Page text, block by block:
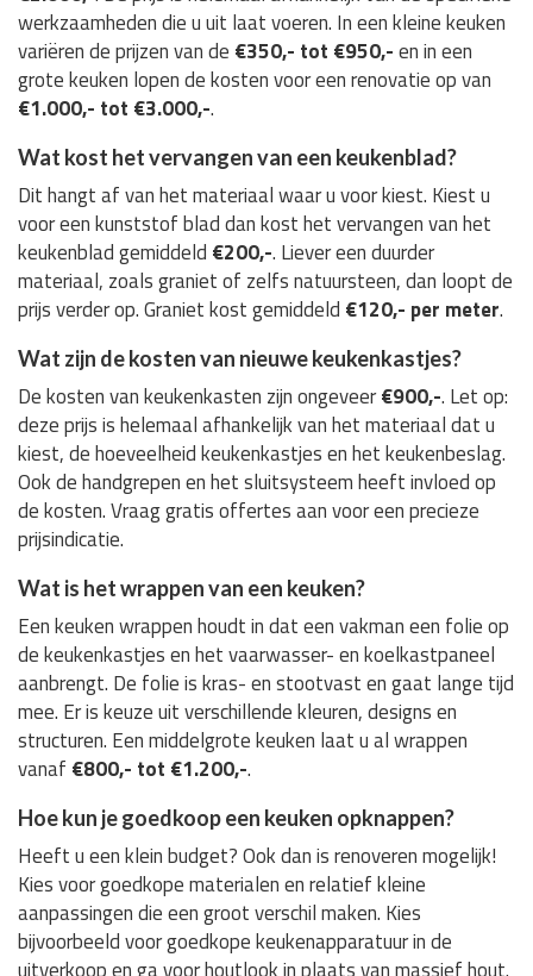
werkzaamheden die u uit laat voeren. In een kleine keuken
variëren de prijzen van de €350,- tot €950,-en in een
grote keuken lopen de kosten voor een renovatie op van
€1.000,- tot €3.000,-.
Wat kost het vervangen van een keukenblad?
Dit hangt af van het materiaal waar u voor kiest. Kiest u
voor een kunststof blad dan kost het vervangen van het
keukenblad gemiddeld €200,-. Liever een duurder
materiaal, zoals graniet of zelfs natuursteen, dan loopt de
prijs verder op. Graniet kost gemiddeld €120,- per meter.
Wat zijn de kosten van nieuwe keukenkastjes?
De kosten van keukenkasten zijn ongeveer€900,-. Let op:
deze prijs is helemaal afhankelijk van het materiaal dat u
kiest, de hoeveelheid keukenkastjes en het keukenbeslag.
Ook de handgrepen en het sluitsysteem heeft invloed op
de kosten. Vraag gratis offertes aan voor een precieze
prijsindicatie.
Wat is het wrappen van een keuken?
Een keuken wrappen houdt in dat een vakman een folie op
de keukenkastjes en het vaarwasser- en koelkastpaneel
aanbrengt. De folie is kras- en stootvast en gaat lange tijd
mee. Er is keuze uit verschillende kleuren, designs en
structuren. Een middelgrote keuken laat u al wrappen
vanaf €800,- tot €1.200,-.
Hoe kun je goedkoop een keuken opknappen?
Heeft u een klein budget? Ook dan is renoveren mogelijk!
Kies voor goedkope materialen en relatief kleine
aanpassingen die een groot verschil maken. Kies
bijvoorbeeld voor goedkope keukenapparatuur in de